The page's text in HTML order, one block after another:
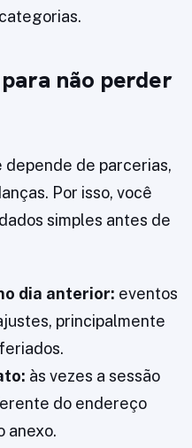
não perder
depende de parcerias,
Por isso, você
simples antes de
dia anterior: eventos
principalmente
às vezes a sessão
do endereço
anexo.